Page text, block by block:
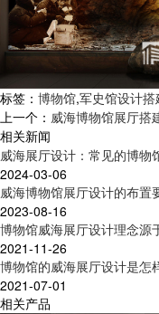
标签： 博物馆,军史馆设计搭
上一个： 威海博物馆展厅搭
相关新闻
威海展厅设计：常见的博物
2024-03-06
威海博物馆展厅设计的布置
2023-08-16
博物馆威海展厅设计理念源
2021-11-26
博物馆的威海展厅设计是怎
2021-07-01
相关产品